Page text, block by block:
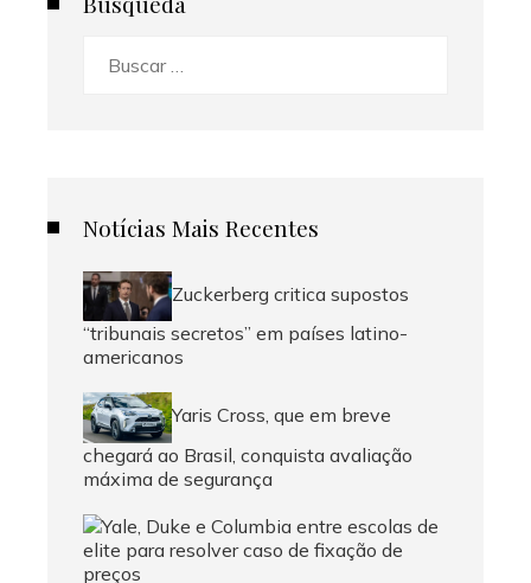
Notícias Mais Recentes
Zuckerberg critica supostos
“tribunais secretos” em países latino-
americanos
Yaris Cross, que em breve
chegará ao Brasil, conquista avaliação
máxima de segurança